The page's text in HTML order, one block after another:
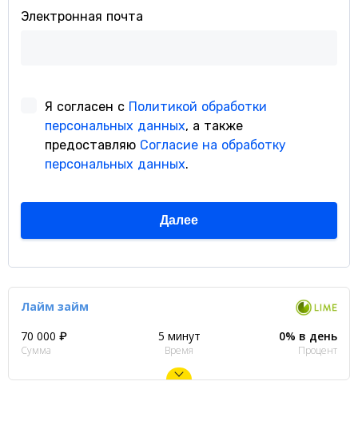
Лайм займ
70 000 ₽
Сумма
5 минут
Время
0% в день
Процент